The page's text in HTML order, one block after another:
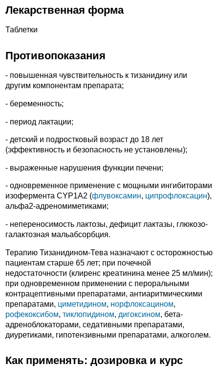
Лекарственная форма
Таблетки
Противопоказания
- повышенная чувствительность к тизанидину или
другим компонентам препарата;
- беременность;
- период лактации;
- детский и подростковый возраст до 18 лет
(эффективность и безопасность не установлены);
- выраженные нарушения функции печени;
- одновременное применение с мощными ингибиторами
изофермента CYP1A2 (флувоксамин, ципрофлоксацин),
альфа2-адреномиметиками;
- непереносимость лактозы, дефицит лактазы, глюкозо-
галактозная мальабсорбция.
Терапию Тизанидином-Тева назначают с осторожностью
пациентам старше 65 лет; при почечной
недостаточности (клиренс креатинина менее 25 мл/мин);
при одновременном применении с пероральными
контрацептивными препаратами, антиаритмическими
препаратами, циметидином, норфлоксацином,
рофекоксибом, тиклопидином, дигоксином, бета-
адреноблокаторами, седативными препаратами,
диуретиками, гипотензивными препаратами, алкоголем.
Как применять: дозировка и курс